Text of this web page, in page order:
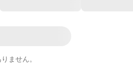
ません。